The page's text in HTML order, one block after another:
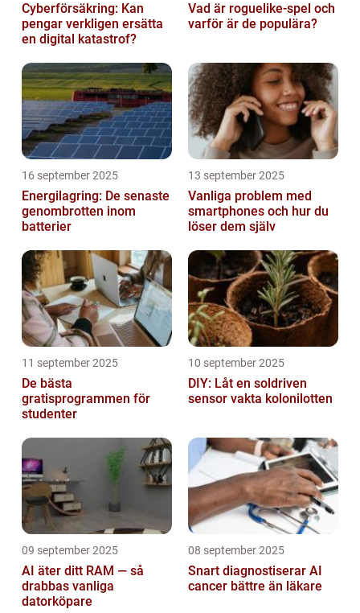
Cyberförsäkring: Kan
pengar verkligen ersätta
en digital katastrof?
Vad är roguelike-spel och
varför är de populära?
16 september 2025
Energilagring: De senaste
genombrotten inom
batterier
13 september 2025
Vanliga problem med
smartphones och hur du
löser dem själv
11 september 2025
De bästa
gratisprogrammen för
studenter
10 september 2025
DIY: Låt en soldriven
sensor vakta kolonilotten
09 september 2025
AI äter ditt RAM — så
drabbas vanliga
datorköpare
08 september 2025
Snart diagnostiserar AI
cancer bättre än läkare